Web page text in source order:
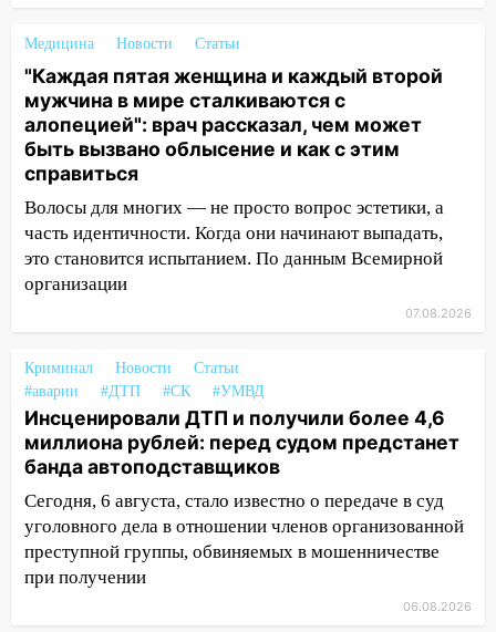
10:26
На нескольких улицах Ульяновска
временно отключили холодную воду
10:14 В Ульяновске двоих участников
коррупционной схемы при ЦГКБ
отправили в колонию на 7 и 8 лет
09:52
соседними Татарстаном и Саратовской
областью
09:41 Диана Шурыгина уверовала в
будут судить за неуплату налогов на 48
млн рублей
08:22 Подросток на питбайке сбил
велосипедистку: пострадали двое
07:20 Жара возвращается: ожидается
знойный и сухой четверг
06:00 Под Ульяновском при развороте
пострадал 38-летний водитель
Медицина Новости Статьи
"Каждая пятая женщина и каждый второй
мужчина в мире сталкиваются с
алопецией": врач рассказал, чем может
быть вызвано облысение и как с этим
справиться
Волосы для многих — не просто вопрос эстетики, а
часть идентичности. Когда они начинают выпадать,
это становится испытанием. По данным Всемирной
организации
07.08.2026
Криминал Новости
Статьи
#аварии
#ДТП #СК #УМВД
Инсценировали ДТП и получили более 4,6
миллиона рублей: перед судом предстанет
банда автоподставщиков
Сегодня, 6 августа, стало известно о передаче в суд
уголовного дела в отношении членов организованной
преступной группы, обвиняемых в мошенничестве
при получении
06.08.2026